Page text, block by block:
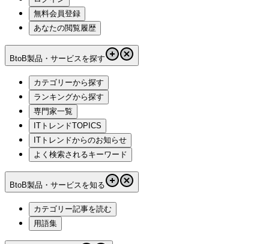
無料会員登録
あなたの閲覧履歴
BtoB製品・サービスを探す
カテゴリーから探す
ランキングから探す
専門家一覧
ITトレンドTOPICS
ITトレンドからのお知らせ
よく検索されるキーワード
BtoB製品・サービスを知る
カテゴリー記事を読む
用語集